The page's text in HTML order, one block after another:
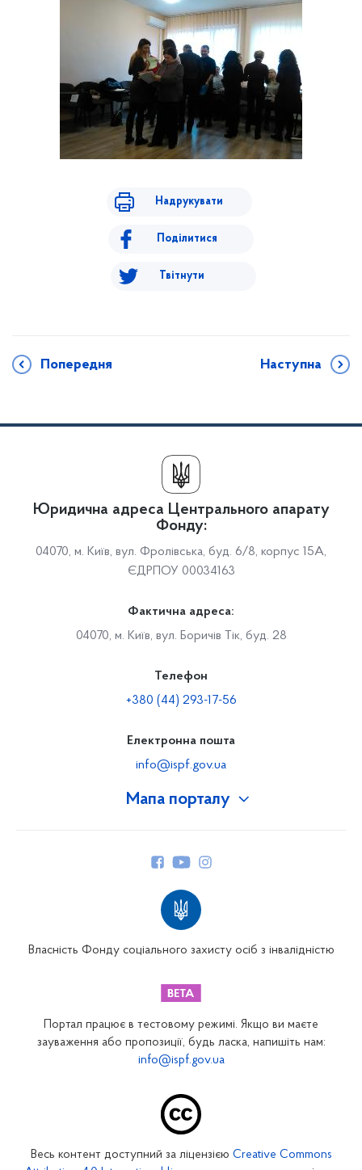
Надрукувати
Поділитися
Твітнути
Попередня Наступна
Мапа порталу
Закарпатське відділення
Запорізьке відділення
Кіровоградське відділення
Юридична адреса Центрального апарату
Фонду:
04070, м. Київ, вул. Фролівська, буд. 6/8, корпус 15А,
ЄДРПОУ 00034163
Фактична адреса:
04070, м. Київ, вул. Боричів Тік, буд. 28
Телефон
+380 (44) 293-17-56
Електронна пошта
info@ispf.gov.ua
Власність Фонду соціального захисту осіб з інвалідністю
Портал працює в тестовому режимі. Якщо ви маєте
зауваження або пропозиції, будь ласка, напишіть нам:
info@ispf.gov.ua
Весь контент доступний за ліцензією Creative Commons